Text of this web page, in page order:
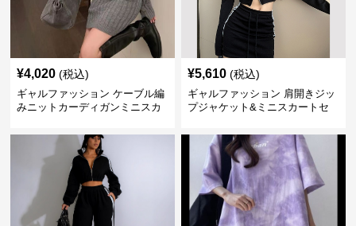
¥4,020 (税込)
ギャルファッション ケーブル編
みニットカーディガンミニスカ
¥5,610 (税込)
ギャルファッション 肩開きジッ
プジャケット&ミニスカートセ